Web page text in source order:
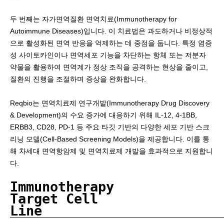
두 번째는 자가면역질환 면역치료(Immunotherapy for
Autoimmune Diseases)입니다. 이 치료법은 과도하거나 비정상적
으로 활성화된 면역 반응을 억제하는 데 중점을 둡니다. 특정 염증
성 사이토카인이나 면역세포 기능을 차단하는 항체 또는 저분자
약물을 활용하여 면역계가 정상 조직을 공격하는 현상을 줄이고,
질환의 진행을 조절하며 증상을 완화합니다.
Reqbio는 면역치료제 연구개발(Immunotherapy Drug Discovery
& Development)의 수요 증가에 대응하기 위해 IL-12, 4-1BB,
ERBB3, CD28, PD-1 등 주요 타깃 기반의 다양한 세포 기반 스크
리닝 모델(Cell-Based Screening Models)을 제공합니다. 이를 통
해 차세대 면역항암제 및 면역치료제 개발을 효과적으로 지원합니
다.
Immunotherapy
Target Cell
Line